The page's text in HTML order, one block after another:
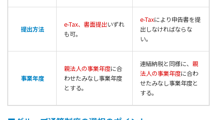
提出方法
e-Tax、書面提出いずれ
も可。
e-Taxにより申告書を提
出しなければならな
い。
事業年度
親法人の事業年度に合
わせたみなし事業年度
とする。
連結納税と同様に、 親
法人の事業年度に合わ
せたみなし事業年度と
する。